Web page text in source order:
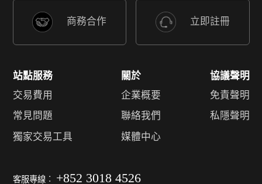
商務合作 立即註冊
站點服務
交易費用
常見問題
獨家交易工具
關於
企業概要
聯絡我們
媒體中心
協議聲明
免責聲明
私隱聲明
客服專線︰ +852 3018 4526